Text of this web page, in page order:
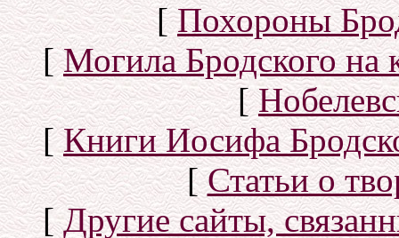
[Похороны
[Могила Бродского
[
[Книги Иосифа
[Статьи о
[Другие сайты,